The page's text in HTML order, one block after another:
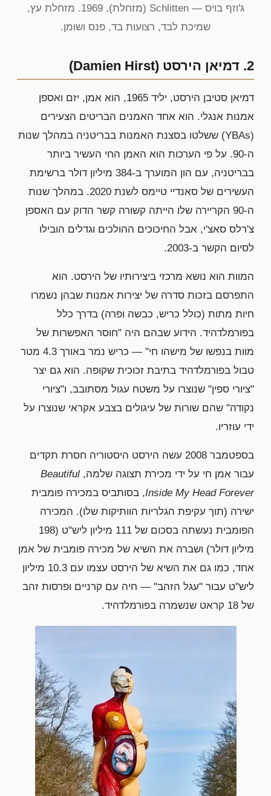
ג'וזף בויס — Schlitten (מזחלת), 1969. מזחלת עץ,
שמיכת לבד, רצועות בד, פנס ושומן.
2. דמיאן הירסט (Damien Hirst)
דמיאן סטיבן הירסט, יליד 1965, הוא אמן, יזם ואספן
אמנות אנגלי. הוא אחד האמנים הבריטים הצעירים
(YBAs) ששלטו בסצנת האמנות בבריטניה במהלך שנות
ה-90. על פי הערכות הוא האמן החי העשיר ביותר
בבריטניה, עם הון המוערך ב-384 מיליון דולר ברשימת
העשירים של סאנדיי טיימס לשנת 2020. במהלך שנות
ה-90 הקריירה שלו הייתה קשורה קשר הדוק עם האספן
צ'רלס סאצ'י, אבל החיכוכים ההולכים וגדלים הובילו
לסיום הקשר ב-2003.
המוות הוא נושא מרכזי ביצירותיו של הירסט. הוא
התפרסם בזכות סדרה של יצירות אמנות שבהן נשמרו
חיות מתות (כולל כריש, כבשה ופרה) בדרך כלל
בפורמלדהיד. הידוע שבהם היה "חוסר האפשרות של
מוות בנפשו של מישהו חי" — כריש נמר באורך 4.3 מטר
טבול בפורמלדהיד בתיבת זכוכית שקופה. הוא גם יצר
"ציורי ספין" שנוצרו על משטח עגול מסתובב, ו"ציורי
נקודה" שהם שורות של עיגולים בצבע אקראי שנוצרו על
ידי עוזריו.
בספטמבר 2008 עשה הירסט היסטוריה חסרת תקדים
עבור אמן חי על ידי מכירת תצוגה שלמה, Beautiful
Inside My Head Forever, בסותביס במכירה פומבית
ישירה (תוך עקיפת הגלריות הוותיקות שלו). המכירה
הפומבית נעשתה בסכום של 111 מיליון ליש"ט (198
מיליון דולר) ושברה את השיא של מכירה פומבית של אמן
אחד, כמו גם את השיא של הירסט עצמו עם 10.3 מיליון
ליש"ט עבור "עגל הזהב" — חיה עם קרניים ופרסות זהב
של 18 קראט שנשמרה בפורמלדהיד.